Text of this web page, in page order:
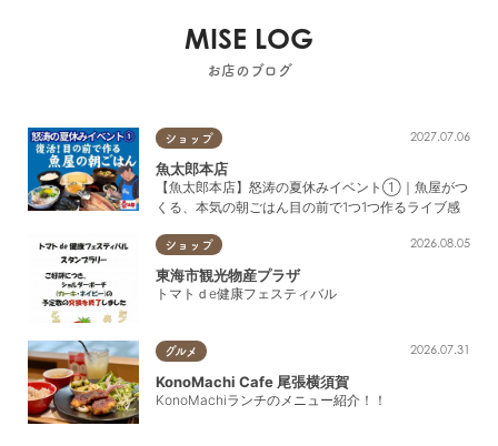
MISE LOG
お店のブログ
ショップ 2027.07.06
魚太郎本店
【魚太郎本店】怒涛の夏休みイベント①｜魚屋がつ
くる、本気の朝ごはん目の前で1つ1つ作るライブ感
ショップ 2026.08.05
東海市観光物産プラザ
トマトｄe健康フェスティバル
グルメ 2026.07.31
KonoMachi Cafe 尾張横須賀
KonoMachiランチのメニュー紹介！！